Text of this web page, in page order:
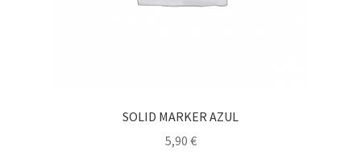
SOLID MARKER AZUL
5,90 €